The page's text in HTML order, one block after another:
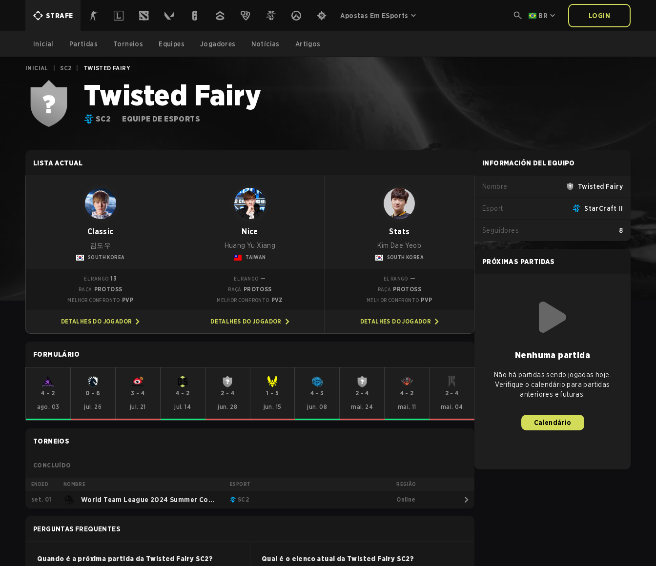
STRAFE Apostas Em ESports BR LOGIN
Inicial Partidas Torneios Equipes Jogadores Notícias Artigos
INICIAL SC2 TWISTED FAIRY
Twisted Fairy
SC2 EQUIPE DE ESPORTS
LISTA ACTUAL
Classic
김도우
SOUTH KOREA
EL RANGO 13
RAÇA PROTOSS
MELHOR CONFRONTO PVP
DETALHES DO JOGADOR
Nice
Huang Yu Xiang
TAIWAN
EL RANGO —
RAÇA PROTOSS
MELHOR CONFRONTO PVZ
DETALHES DO JOGADOR
Stats
Kim Dae Yeob
SOUTH KOREA
EL RANGO —
RAÇA PROTOSS
MELHOR CONFRONTO PVP
DETALHES DO JOGADOR
FORMULÁRIO
4 - 2
ago. 03
0 - 6
jul. 26
3 - 4
jul. 21
4 - 2
jul. 14
2 - 4
jun. 28
1 - 5
jun. 15
4 - 3
jun. 08
2 -4
mai. 24
4 - 2
mai. 11
2 -4
mai. 04
TORNEIOS
CONCLUÍDO
ENDED NOMBRE ESPORT REGIÃO
set. 01 World Team League 2024 Summer Code SC2 Online
PERGUNTAS FREQUENTES
Quando é a próxima partida da Twisted Fairy SC2?
Qual é o elenco atual da Twisted Fairy SC2?
INFORMACIÓN DEL EQUIPO
Nombre Twisted Fairy
Esport StarCraft II
Seguidores 8
PRÓXIMAS PARTIDAS
Nenhuma partida
Não há partidas sendo jogadas hoje.
Verifique o calendário para partidas
anteriores e futuras.
Calendário